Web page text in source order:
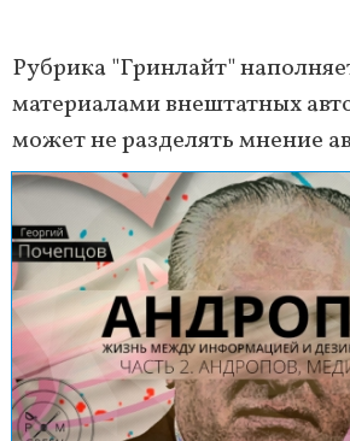
Рубрика "Гринлайт"
материалами внештатных
может не разделять мнение